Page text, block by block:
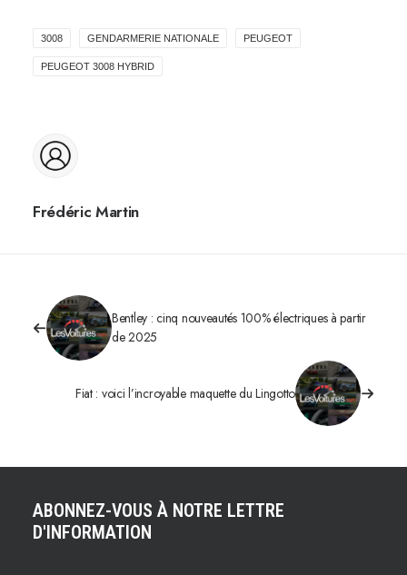
3008 GENDARMERIE NATIONALE PEUGEOT
PEUGEOT 3008 HYBRID
Frédéric Martin
Bentley : cinq nouveautés 100% électriques à partir
de 2025
Fiat : voici l’incroyable maquette du Lingotto
ABONNEZ-VOUS À NOTRE LETTRE
D'INFORMATION